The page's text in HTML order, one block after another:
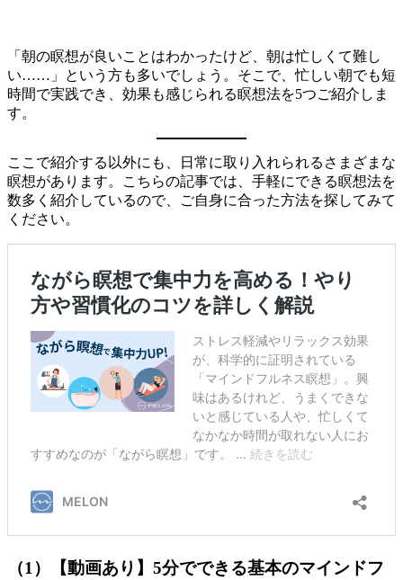
「朝の瞑想が良いことはわかったけど、朝は忙しくて難し
い……」という方も多いでしょう。そこで、忙しい朝でも短
時間で実践でき、効果も感じられる瞑想法を5つご紹介しま
す。
ここで紹介する以外にも、日常に取り入れられるさまざまな
瞑想があります。こちらの記事では、手軽にできる瞑想法を
数多く紹介しているので、ご自身に合った方法を探してみて
ください。
（1）【動画あり】5分でできる基本のマインドフ